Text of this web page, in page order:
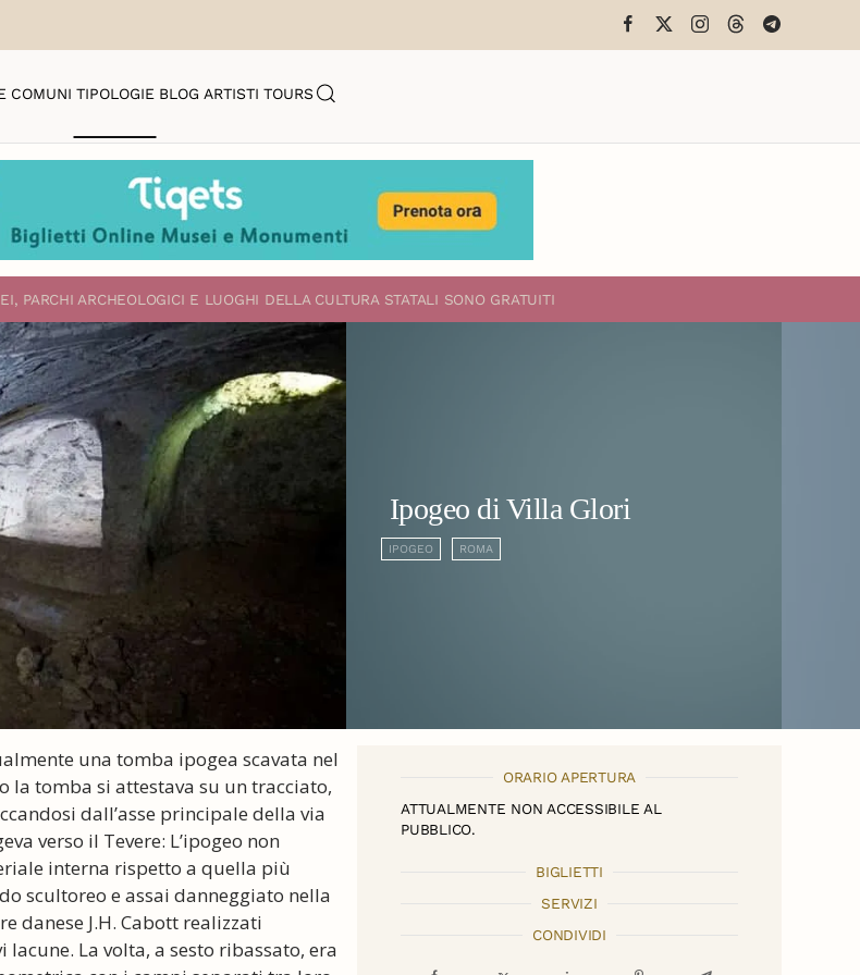
COMUNI TIPOLOGIE BLOG ARTISTI TOURS
PARCHI ARCHEOLOGICI E LUOGHI DELLA CULTURA STATALI SONO GRATUITI
Ipogeo di Villa Glori
IPOGEO ROMA
una tomba ipogea scavata nel
tomba si attestava su un tracciato,
dall’asse principale della via
verso il Tevere: L’ipogeo non
interna rispetto a quella più
scultoreo e assai danneggiato nella
danese J.H. Cabott realizzati
La volta, a sesto ribassato, era
ORARIO APERTURA
ATTUALMENTE NON ACCESSIBILE AL
PUBBLICO.
BIGLIETTI
SERVIZI
CONDIVIDI